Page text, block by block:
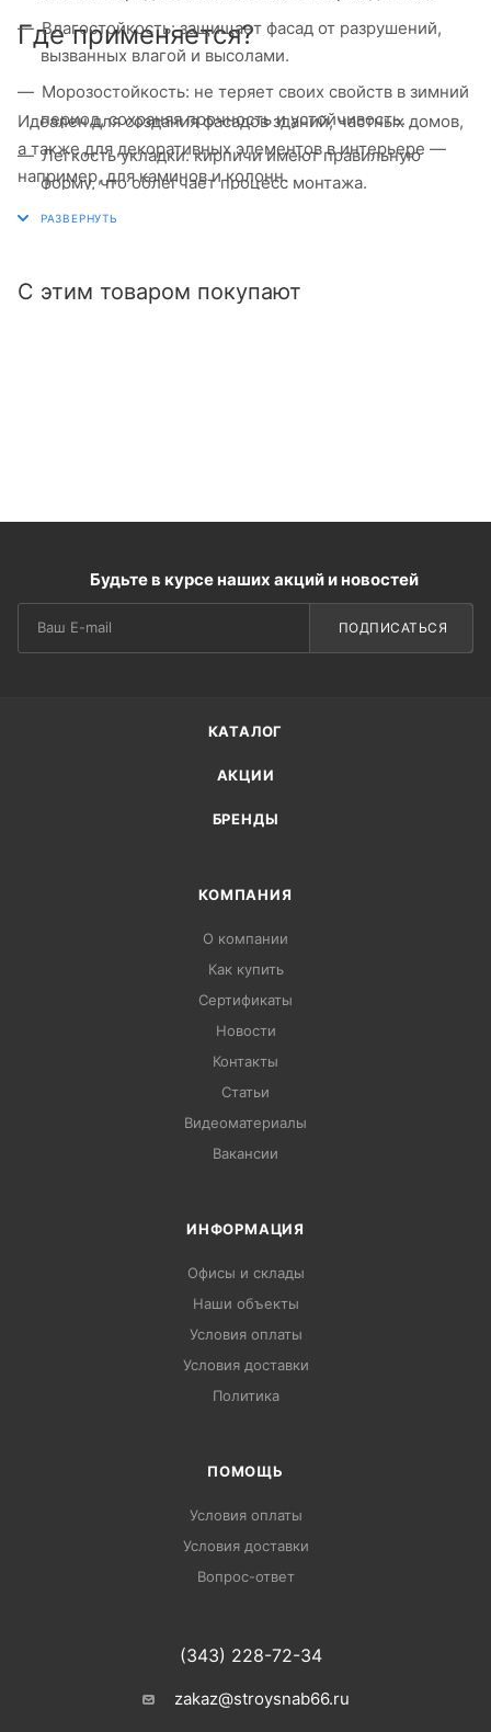
Влагостойкость: защищает фасад от разрушений,
вызванных влагой и высолами.
Морозостойкость: не теряет своих свойств в зимний
период, сохраняя прочность и устойчивость.
Легкость укладки: кирпичи имеют правильную
форму, что облегчает процесс монтажа.
Где применяется?
Идеален для создания фасадов зданий, частных домов,
а также для декоративных элементов в интерьере —
например, для каминов и колонн.
С этим товаром покупают
Будьте в курсе наших акций и новостей
ПОДПИСАТЬСЯ
КАТАЛОГ
АКЦИИ
БРЕНДЫ
КОМПАНИЯ
О компании
Как купить
Сертификаты
Новости
Контакты
Статьи
Видеоматериалы
Вакансии
ИНФОРМАЦИЯ
Офисы и склады
Наши объекты
Условия оплаты
Условия доставки
Политика
ПОМОЩЬ
Условия оплаты
Условия доставки
Вопрос-ответ
(343) 228-72-34
zakaz@stroysnab66.ru